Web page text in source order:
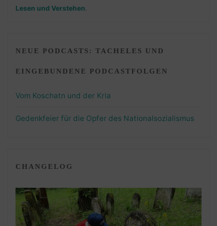
Lesen und Verstehen
NEUE PODCASTS: TACHELES UND
EINGEBUNDENE PODCASTFOLGEN
Vom Koschatn und der Kria
Gedenkfeier für die Opfer des Nationalsozialismus
CHANGELOG